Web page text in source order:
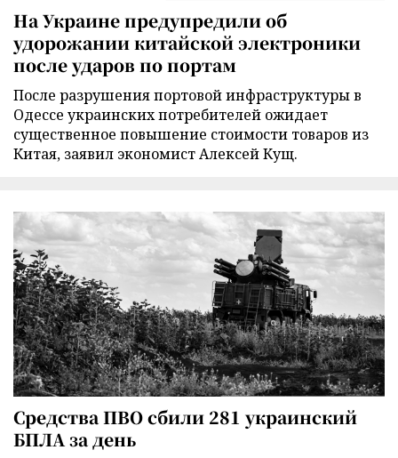
На Украине предупредили об
удорожании китайской электроники
после ударов по портам
После разрушения портовой инфраструктуры в
Одессе украинских потребителей ожидает
существенное повышение стоимости товаров из
Китая, заявил экономист Алексей Кущ.
Средства ПВО сбили 281 украинский
БПЛА за день